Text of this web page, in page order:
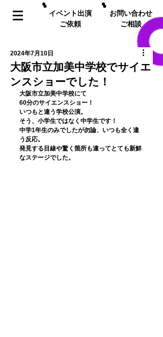
イベント出演
ご依頼
お問い合わせ
ご相談
大阪市立加美中学校でサイエ
ンスショーでした！
2024年7月10日
﻿大阪市立加美中学校にて
60分のサイエンスショー！
いつもと違う学校公演。
そう、小学生ではなく中学生です！
中学1年生のみでしたが勿論、いつも全く違
う反応。
発見する目線や驚く箇所も違ってとても新鮮
なステージでした。